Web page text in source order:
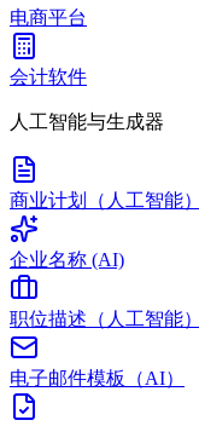
电商平台
会计软件
人工智能与生成器
商业计划（人工智能）
企业名称 (AI)
职位描述（人工智能）
电子邮件模板（AI）